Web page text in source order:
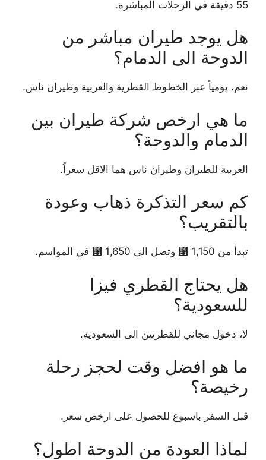
55 دقيقة في الرحلات المباشرة.
هل يوجد طيران مباشر من
الدوحة الى الدمام؟
نعم، يومياً عبر الخطوط القطرية والعربية وطيران ناس.
ما هي ارخص شركة طيران بين
الدمام والدوحة؟
العربية للطيران وطيران ناس هما الاقل سعراً.
كم سعر التذكرة ذهاب وعودة
بالتقريب؟
تبدأ من 1,150 ⃁ وتصل الى 1,650 ⃁ في المواسم.
هل يحتاج القطري فيزا
للسعودية؟
لا، دخول مجاني للقطريين الى السعودية.
ما هو افضل وقت لحجز رحلة
رخيصة؟
قبل السفر باسبوع للحصول على ارخص سعر.
لماذا العودة من الدوحة اطول؟